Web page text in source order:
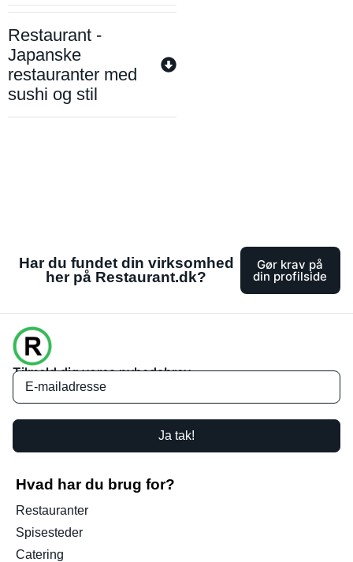
Restaurant -
Japanske
restauranter med
sushi og stil
Har du fundet din virksomhed
her på Restaurant.dk?
Gør krav på
din profilside
Tilmeld dig vores nyhedsbrev
Ja tak!
Hvad har du brug for?
Restauranter
Spisesteder
Catering